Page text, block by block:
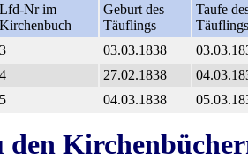
Lfd-Nr im
Kirchenbuch
Geburt des
Täuflings
Taufe
Täuflings
3 03.03.1838
4 27.02.1838
5 04.03.1838
den